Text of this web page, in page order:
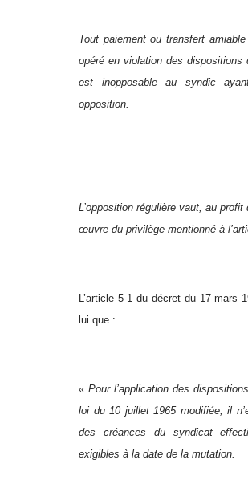
Tout paiement ou transfert
opéré en violation des dispositions
est inopposable au syndic
opposition.
L’opposition régulière vaut, au
œuvre du privilège mentionné à
L’article 5-1 du décret du 17 mars
lui que :
« Pour l’application des
loi du 10 juillet 1965 modifiée, il
des créances du syndicat
exigibles à la date de la mutation.